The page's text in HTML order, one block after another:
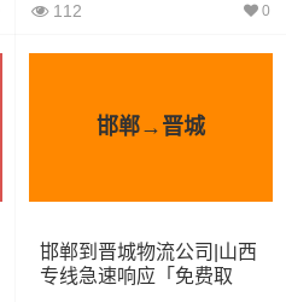
1.5吨
6吨 5×2.4×2.9
8吨 6×2.4×2.9
112 0
邯郸→晋城
邯郸到晋城物流公司|山西
专线急速响应「免费取